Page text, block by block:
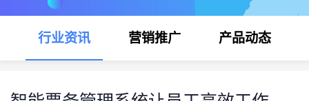
行业资讯 营销推广 产品动态